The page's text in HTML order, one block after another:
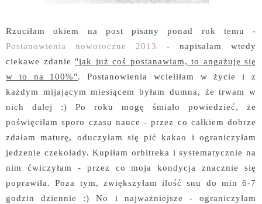
Rzuciłam okiem na post pisany ponad rok temu -
Postanowienia noworoczne 2013
- napisałam wtedy
ciekawe zdanie "jak już coś postanawiam, to angażuję się
w to na 100%". Postanowienia wcieliłam w życie i z
każdym mijającym miesiącem byłam dumna, że trwam w
nich dalej :) Po roku mogę śmiało powiedzieć, że
poświęciłam sporo czasu nauce - przez co całkiem dobrze
zdałam maturę, oduczyłam się pić kakao i ograniczyłam
jedzenie czekolady. Kupiłam orbitreka i systematycznie na
nim ćwiczyłam - przez co moja kondycja znacznie się
poprawiła. Poza tym, zwiększyłam ilość snu do min 6-7
godzin dziennie :) No i najważniejsze - ograniczyłam